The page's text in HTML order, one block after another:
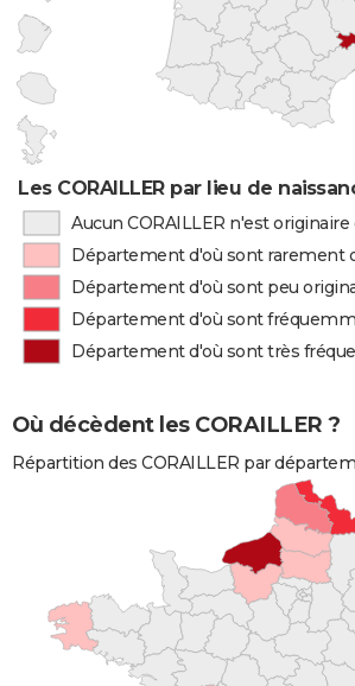
Les CORAILLER par lieu de
Aucun CORAILLER n'est
Département d'où sont rarement
Département d'où sont peu
Département d'où sont
Département d'où sont très
Où décèdent les CORAILLER ?
Répartition des CORAILLER par